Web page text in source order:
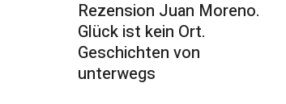
Rezension Juan Moreno.
Glück ist kein Ort.
Geschichten von
unterwegs